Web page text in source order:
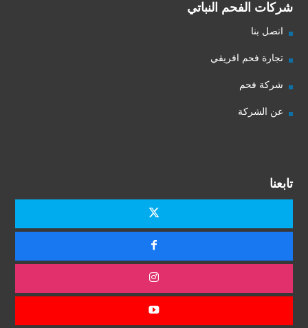
شركات الفحم النباتي
اتصل بنا
تجارة فحم افريقي
شركة فحم
عن الشركة
تابعنا